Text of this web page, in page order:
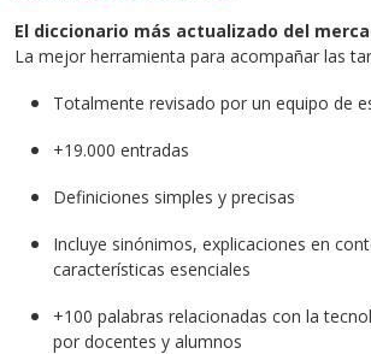
El diccionario más actualizado del
La mejor herramienta para acompañar las
Totalmente revisado por un equipo de
+19.000 entradas
Definiciones simples y precisas
Incluye sinónimos, explicaciones en
características esenciales
+100 palabras relacionadas con la
por docentes y alumnos